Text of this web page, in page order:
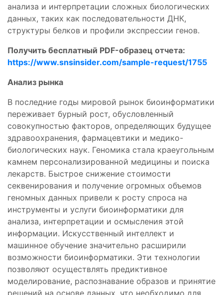
анализа и интерпретации сложных биологических
данных, таких как последовательности ДНК,
структуры белков и профили экспрессии генов.
Получить бесплатный PDF-образец отчета:
https://www.snsinsider.com/sample-request/1755
Анализ рынка
В последние годы мировой рынок биоинформатики
переживает бурный рост, обусловленный
совокупностью факторов, определяющих будущее
здравоохранения, фармацевтики и медико-
биологических наук. Геномика стала краеугольным
камнем персонализированной медицины и поиска
лекарств. Быстрое снижение стоимости
секвенирования и получение огромных объемов
геномных данных привели к росту спроса на
инструменты и услуги биоинформатики для
анализа, интерпретации и осмысления этой
информации. Искусственный интеллект и
машинное обучение значительно расширили
возможности биоинформатики. Эти технологии
позволяют осуществлять предиктивное
моделирование, распознавание образов и принятие
решений на основе данных, что необходимо для